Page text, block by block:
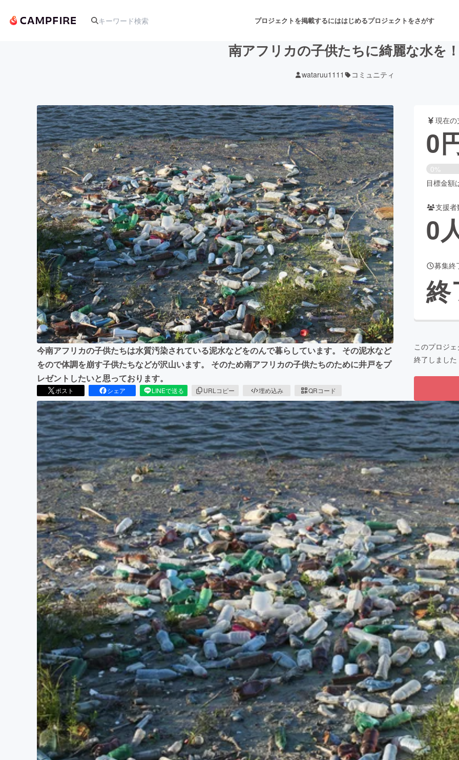
プロジェクトを掲載するにははじめるプロジェクトをさがす
アート・写真 音楽 舞台・パフォーマンス
テクノロジー・ガジェット ゲーム・サービス開発 フード・飲食店
映像・映画 書籍・雑誌出版 アニメ・漫画
ビジネス・起業 チャレンジ ビューティー・ヘルスケ
まちづくり・地域活性化
CAMPFIRE for Social GoodCAMPFIRE Creation
CAMPFIREふるさと納税machi-yaコミュニティ
南アフリカの子供たちに綺麗な水を
wataruu1111 コミュニティ
今南アフリカの子供たちは水質汚染されている泥水などをのんで暮らしています。 その泥水など
をので体調を崩す子供たちなどが沢山います。 そのため南アフリカの子供たちのために井戸をプ
レゼントしたいと思っております。
ポスト シェア LINEで送る URLコピー 埋め込み QRコード
現在
0
0%
目標金額
支援者
0
募集終
終
このプロジ
終了しました